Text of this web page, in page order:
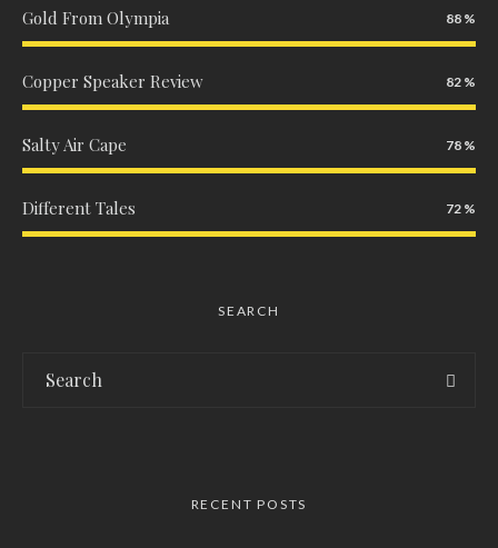
Gold From Olympia 88
Copper Speaker Review 82
Salty Air Cape 78
Different Tales 72
SEARCH
RECENT POSTS